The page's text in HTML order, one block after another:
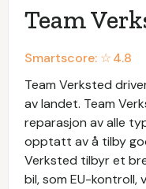
Team
Smartscore: ☆4.8
Team Verksted
av landet. Team
reparasjon av alle
opptatt av å tilby
Verksted tilbyr et
bil, som EU-kontroll,